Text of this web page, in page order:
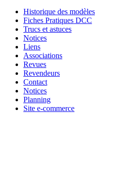
Historique des modèles
Fiches Pratiques DCC
Trucs et astuces
Notices
Liens
Associations
Revues
Revendeurs
Contact
Notices
Planning
Site e-commerce